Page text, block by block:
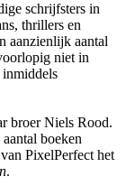
schrijfsters in
thrillers en
aanzienlijk aantal
niet in
broer Niels Rood.
boeken
PixelPerfect het
.